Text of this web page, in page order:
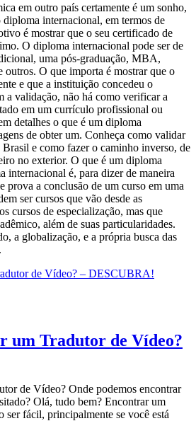
em outro país certamente é um sonho,
diploma internacional, em termos de
é mostrar que o seu certificado de
O diploma internacional pode ser de
uma pós-graduação, MBA,
outros. O que importa é mostrar que o
e que a instituição concedeu o
a validação, não há como verificar a
em um currículo profissional ou
detalhes o que é um diploma
de obter um. Conheça como validar
e como fazer o caminho inverso, de
no exterior. O que é um diploma
internacional é, para dizer de maneira
prova a conclusão de um curso em uma
ser cursos que vão desde as
cursos de especialização, mas que
além de suas particularidades.
a globalização, e a própria busca das
um Tradutor de Vídeo?
de Vídeo? Onde podemos encontrar
Olá, tudo bem? Encontrar um
ser fácil, principalmente se você está